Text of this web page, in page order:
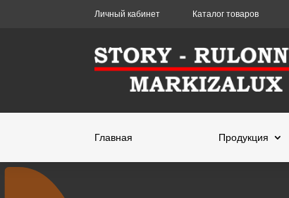
Личный кабинет Каталог товаров
Главная Продукция